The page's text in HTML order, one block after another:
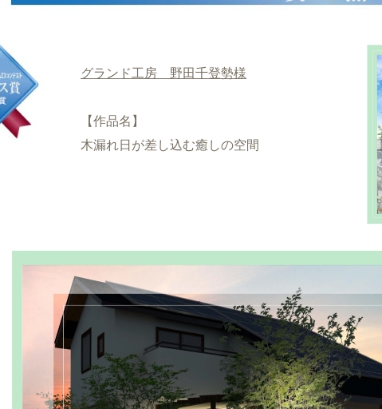
グランド工房 野田千登勢様
【作品名】
木漏れ日が差し込む癒しの空間